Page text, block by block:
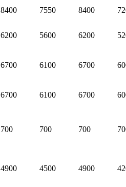
8400 7550 8400
6200 5600 6200
6700 6100 6700
6700 6100 6700
700 700 700
4900 4500 4900